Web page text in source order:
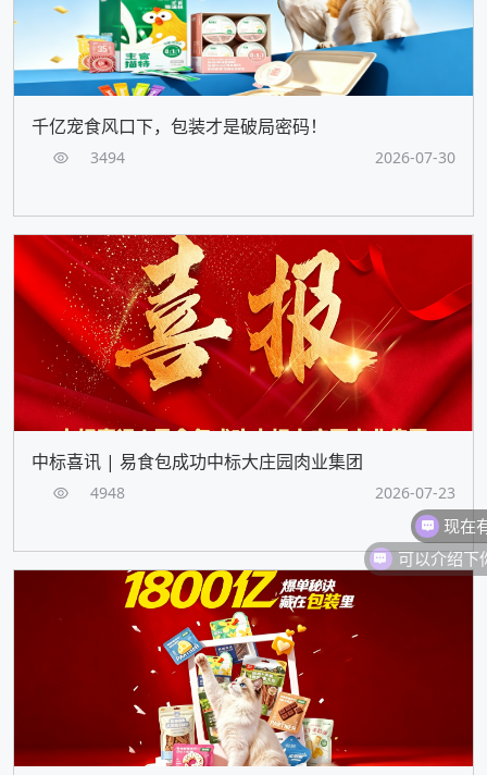
千亿宠食风口下，包装才是破局密码！
3494 2026-07-30
中标喜讯 | 易食包成功中标大庄园肉业集团
4948 2026-07-23现在